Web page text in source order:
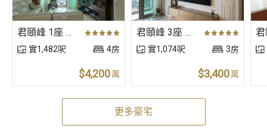
君頤峰 1座 低層 A室
實1,482呎 4房
$4,200萬
君頤峰 3座 高層 B室
實1,074呎 3房
$3,400萬
更多豪宅